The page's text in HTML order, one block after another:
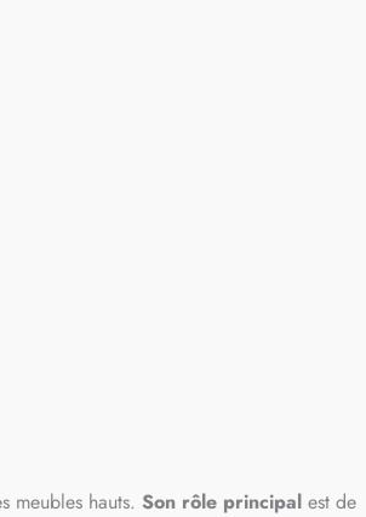
meubles hauts. Son rôle principal est de